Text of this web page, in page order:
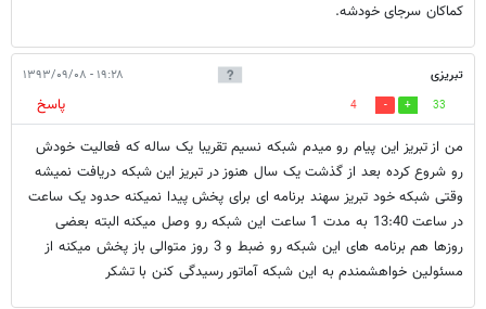
کماکان سرجای خودشه.
تبریزی ۱۹:۲۸ - ۱۳۹۳/۰۹/۰۸
33
4
پاسخ
من از تبریز این پیام رو میدم شبکه نسیم تقریبا یک ساله که فعالیت خودش
رو شروع کرده بعد از گذشت یک سال هنوز در تبریز این شبکه دریافت نمیشه
وقتی شبکه خود تبریز سهند برنامه ای برای پخش پیدا نمیکنه حدود یک ساعت
در ساعت 13:40 به مدت 1 ساعت این شبکه رو وصل میکنه البته بعضی
روزها هم برنامه های این شبکه رو ضبط و 3 روز متوالی باز پخش میکنه از
مسئولین خواهشمندم به این شبکه آماتور رسیدگی کنن با تشکر